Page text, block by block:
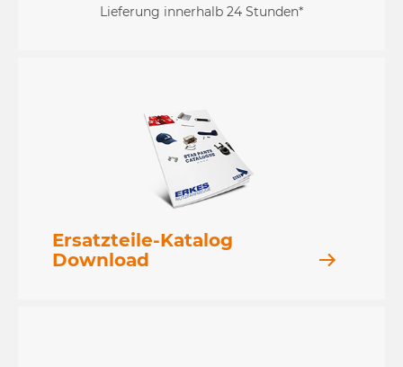
Lieferung innerhalb 24 Stunden*
Ersatzteile-Katalog
Download